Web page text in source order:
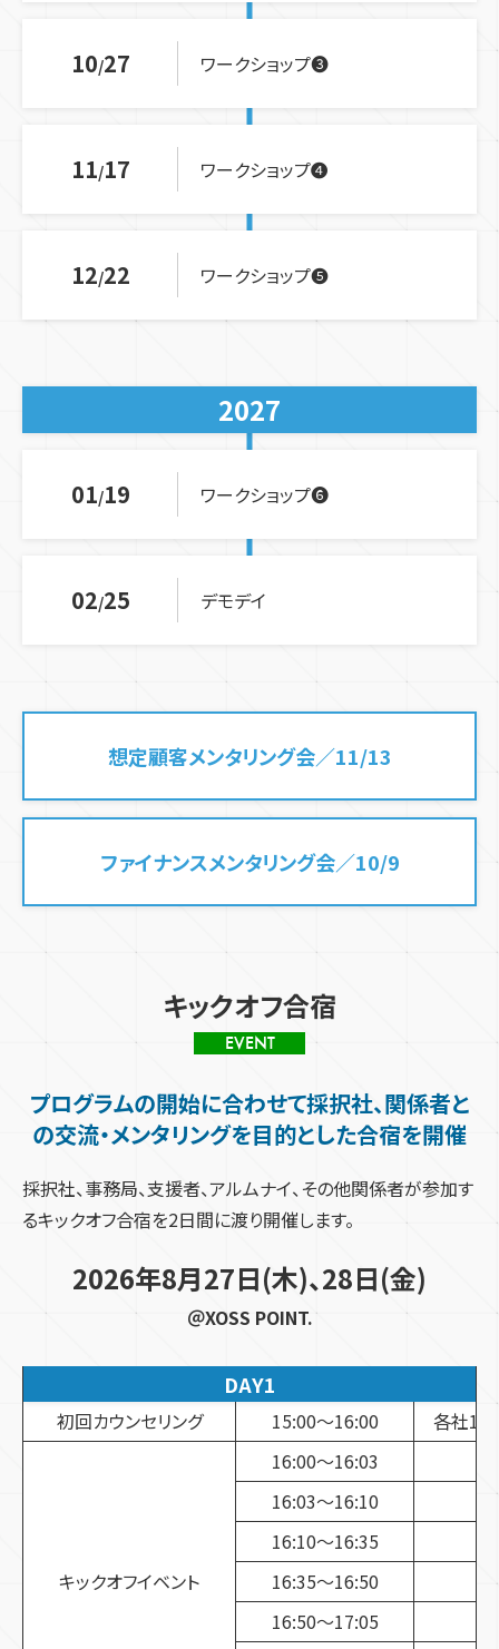
1027 ワークショップ❸
1117 ワークショップ❹
1222 ワークショップ❺
2027
0119 ワークショップ❻
0225 デモデイ
想定顧客メンタリング会／11/13
ファイナンスメンタリング会／10/9
キックオフ合宿
EVENT
プログラムの開始に合わせて採択社、関係者と
の交流・メンタリングを目的とした合宿を開催
採択社、事務局、支援者、アルムナイ、その他関係者が参加す
るキックオフ合宿を2日間に渡り開催します。
2026年8月27日(木)、28日(金)
＠XOSS POINT.
DAY1
初回カウンセリング 15:00〜16:00 各社1時
キックオフイベント
16:00〜16:03
16:03〜16:10
16:10〜16:35
16:35〜16:50
16:50～17:05